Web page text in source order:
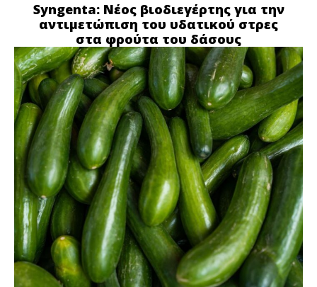
Syngenta: Νέος βιοδιεγέρτης για την
αντιμετώπιση του υδατικού στρες
στα φρούτα του δάσους